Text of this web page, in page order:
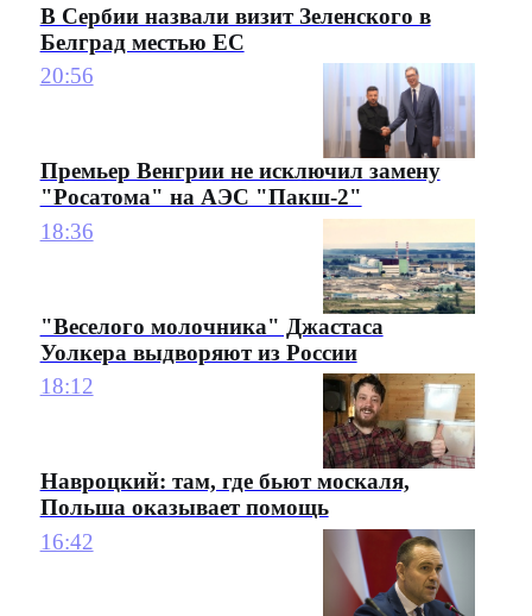
В Сербии назвали визит Зеленского в
Белград местью ЕС
20:56
Премьер Венгрии не исключил замену
"Росатома" на АЭС "Пакш-2"
18:36
"Веселого молочника" Джастаса
Уолкера выдворяют из России
18:12
Навроцкий: там, где бьют москаля,
Польша оказывает помощь
16:42